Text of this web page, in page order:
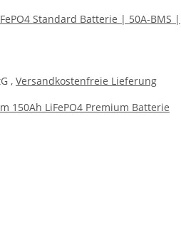
Standard Batterie | 50A-BMS |
, Versandkostenfreie Lieferung